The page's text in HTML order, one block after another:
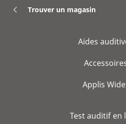
Trouver un magasin
Aides
Applis
Test auditif en